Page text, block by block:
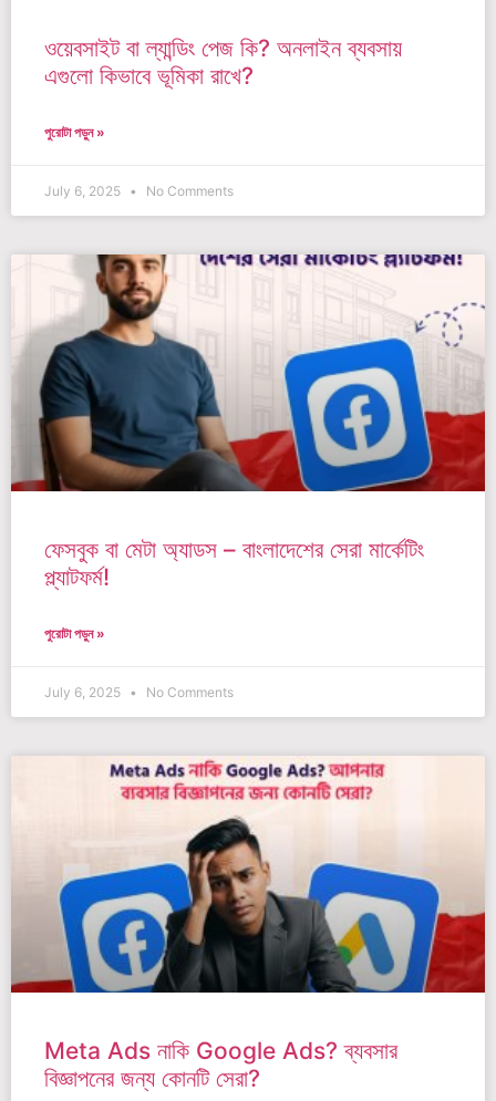
ওয়েবসাইট বা ল্যান্ডিং পেজ কি? অনলাইন ব্যবসায়
এগুলো কিভাবে ভূমিকা রাখে?
পুরোটা পড়ুন »
July 6, 2025 No Comments
ফেসবুক বা মেটা অ্যাডস – বাংলাদেশের সেরা মার্কেটিং
প্ল্যাটফর্ম!
পুরোটা পড়ুন »
July 6, 2025 No Comments
Meta Ads নাকি Google Ads? ব্যবসার
বিজ্ঞাপনের জন্য কোনটি সেরা?